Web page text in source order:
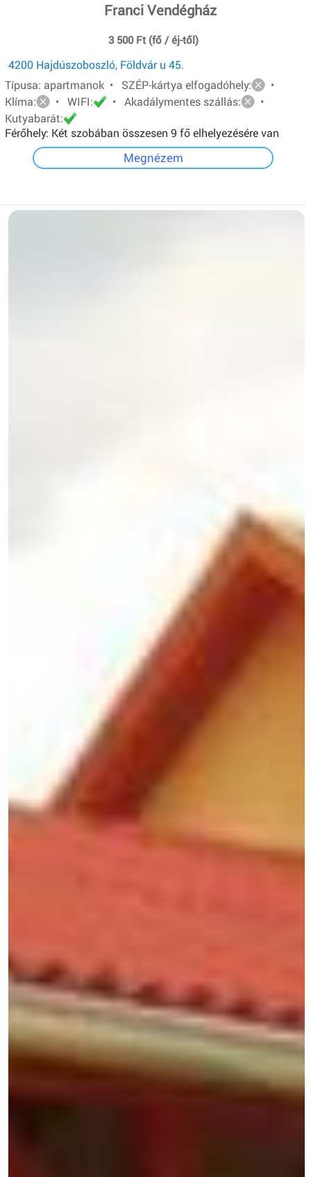
Franci Vendégház
3 500 Ft (fő / éj-től)
4200 Hajdúszoboszló, Földvár u 45.
Típusa: apartmanok • SZÉP-kártya elfogadóhely:
•
Klíma:
• WIFI: • Akadálymentes szállás:
•
Kutyabarát:
Férőhely: Két szobában összesen 9 fő elhelyezésére van
lehetőség.A földszinti apartman 4 férőhelyes, egyszerű
felszereltségű. Emeleti apartman 5 férőhelyes, teljesen
Megnézem